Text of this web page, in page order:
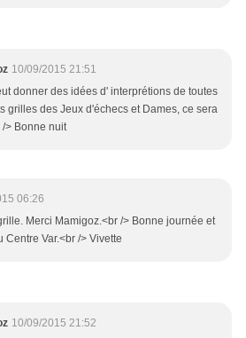
10/09/2015 21:51
donner des idées d' interprétions de toutes
grilles des Jeux d'échecs et Dames, ce sera
/> Bonne nuit
06:26
Merci Mamigoz.<br /> Bonne journée et
Centre Var.<br /> Vivette
10/09/2015 21:52